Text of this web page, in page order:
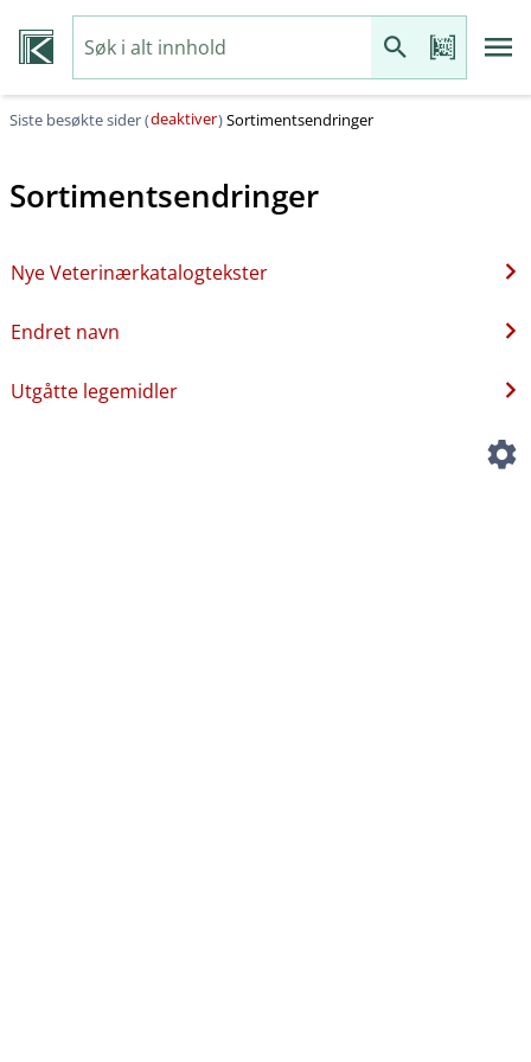
Siste besøkte sider (deaktiver)Sortimentsendringer
Sortimentsendringer
Nye Veterinærkatalogtekster
Endret navn
Utgåtte legemidler